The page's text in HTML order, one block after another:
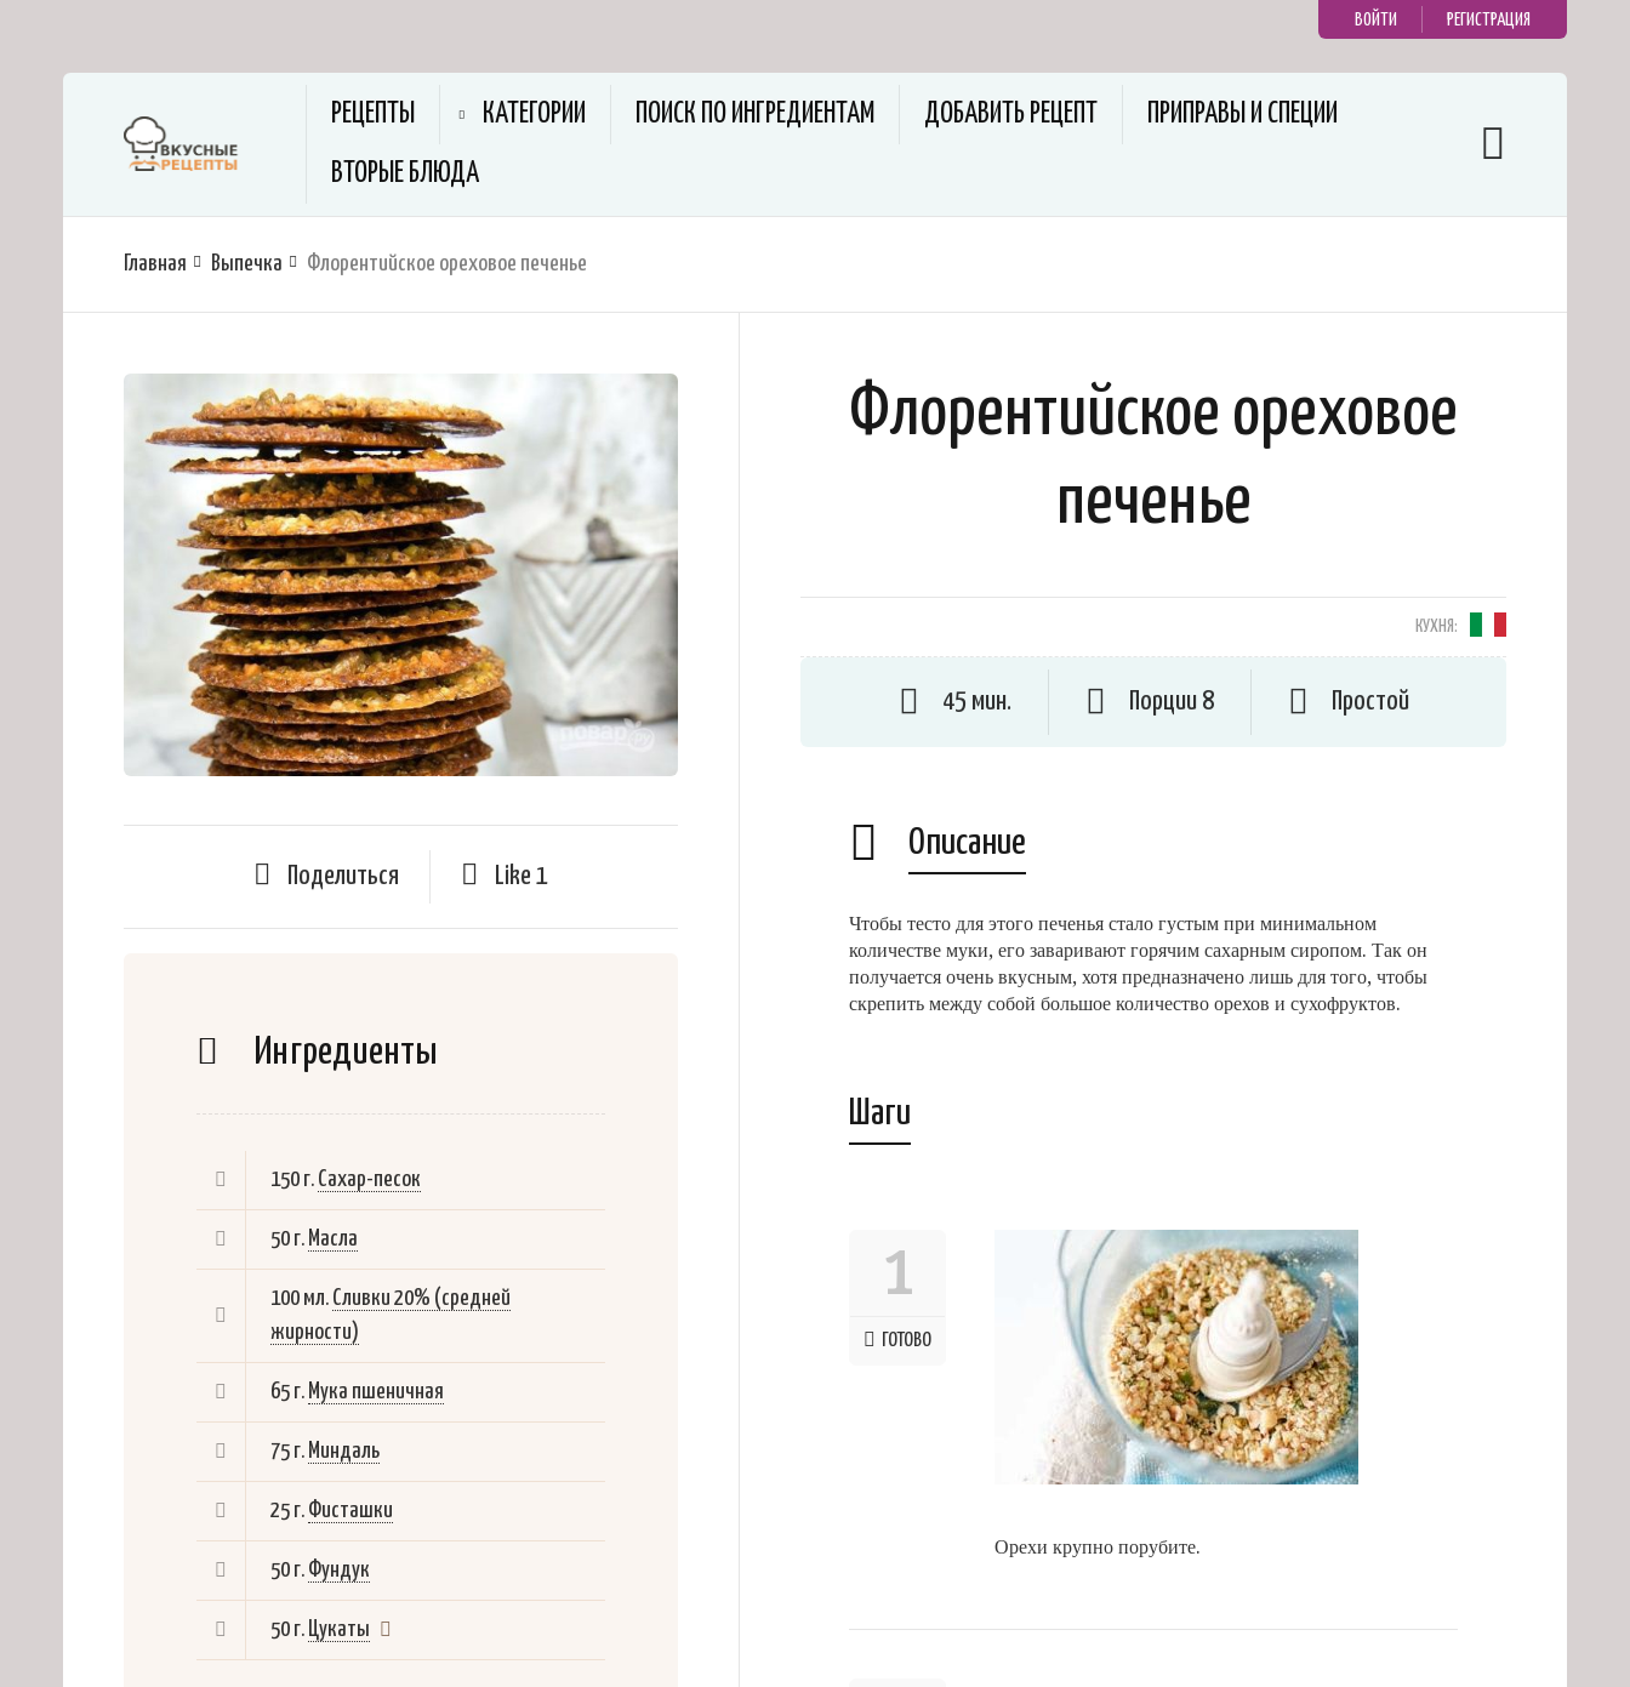
ВОЙТИ РЕГИСТРАЦИЯ
РЕЦЕПТЫ КАТЕГОРИИ ПОИСК ПО ИНГРЕДИЕНТАМ ДОБАВИТЬ РЕЦЕПТ ПРИПРАВЫ И СПЕЦИИ
ВТОРЫЕ БЛЮДА
Главная Выпечка Флорентийское ореховое печенье
Поделиться Like 1
Ингредиенты
150 г. Сахар-песок
50 г. Масла
100 мл. Сливки 20% (средней
жирности)
65 г. Мука пшеничная
75 г. Миндаль
25 г. Фисташки
50 г. Фундук
50 г. Цукаты
Флорентийское ореховое
печенье
КУХНЯ:
45 мин. Порции 8 Простой
Описание
Чтобы тесто для этого печенья стало густым при минимальном
количестве муки, его заваривают горячим сахарным сиропом. Так он
получается очень вкусным, хотя предназначено лишь для того, чтобы
скрепить между собой большое количество орехов и сухофруктов.
Шаги
1
ГОТОВО
Орехи крупно порубите.